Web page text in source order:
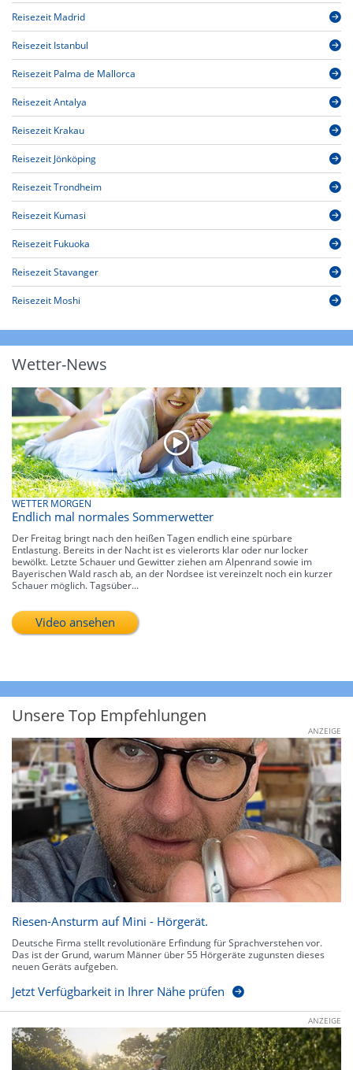
Reisezeit Madrid
Reisezeit Istanbul
Reisezeit Palma de Mallorca
Reisezeit Antalya
Reisezeit Krakau
Reisezeit Jönköping
Reisezeit Trondheim
Reisezeit Kumasi
Reisezeit Fukuoka
Reisezeit Stavanger
Reisezeit Moshi
Wetter-News
WETTER MORGEN
Endlich mal normales Sommerwetter
Der Freitag bringt nach den heißen Tagen endlich eine spürbare
Entlastung. Bereits in der Nacht ist es vielerorts klar oder nur locker
bewölkt. Letzte Schauer und Gewitter ziehen am Alpenrand sowie im
Bayerischen Wald rasch ab, an der Nordsee ist vereinzelt noch ein kurzer
Schauer möglich. Tagsüber...
Video ansehen
Unsere Top Empfehlungen
ANZEIGE
Riesen-Ansturm auf Mini - Hörgerät.
Deutsche Firma stellt revolutionäre Erfindung für Sprachverstehen vor.
Das ist der Grund, warum Männer über 55 Hörgeräte zugunsten dieses
neuen Geräts aufgeben.
Jetzt Verfügbarkeit in Ihrer Nähe prüfen
ANZEIGE